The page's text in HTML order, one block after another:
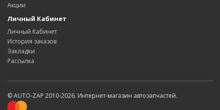
Акции
Личный Кабинет
Личный Кабинет
История заказов
Закладки
Рассылка
© AUTO-ZAP 2010-2026. Интернет-магазин автозапчастей.